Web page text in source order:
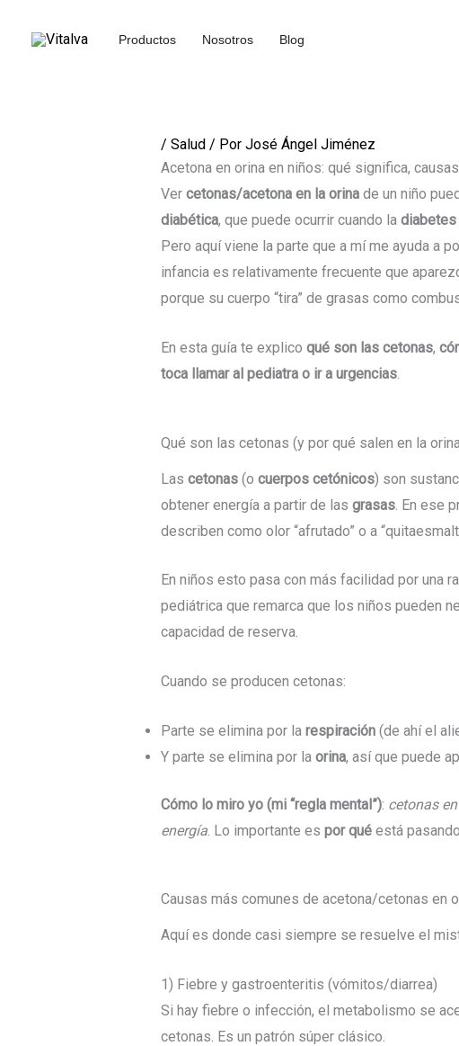
Productos Nosotros Blog
/ Salud / Por José Ángel Jiménez
Acetona en orina en niños: qué significa,
Ver cetonas/acetona en la orinade un niño
diabética, que puede ocurrir cuando la diabetes
Pero aquí viene la parte que a mí me ayuda a
infancia es relativamente frecuente que
porque su cuerpo “tira” de grasas como
En esta guía te explico qué son las cetonas,
toca llamar al pediatra o ir a urgencias.
Qué son las cetonas (y por qué salen en la
Las cetonas(o cuerpos cetónicos) son
obtener energía a partir de las grasas. En ese
describen como olor “afrutado” o a
En niños esto pasa con más facilidad por una
pediátrica que remarca que los niños pueden
capacidad de reserva.
Cuando se producen cetonas:
Parte se elimina por la respiración(de ahí el
Y parte se elimina por la orina, así que puede
Cómo lo miro yo (mi “regla mental”): cetonas
energía. Lo importante es por quéestá
Causas más comunes de acetona/cetonas en
Aquí es donde casi siempre se resuelve el
1) Fiebre y gastroenteritis (vómitos/diarrea)
Si hay fiebre o infección, el metabolismo se
cetonas. Es un patrón súper clásico.